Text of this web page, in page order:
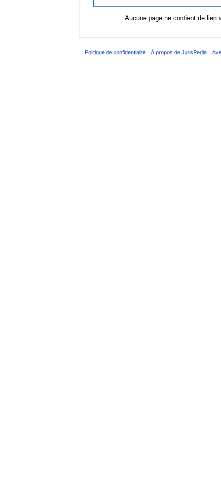
Aucune page ne contient de lien
Politique de confidentialité À propos de JurisPedia